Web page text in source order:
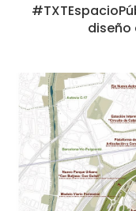
diseño